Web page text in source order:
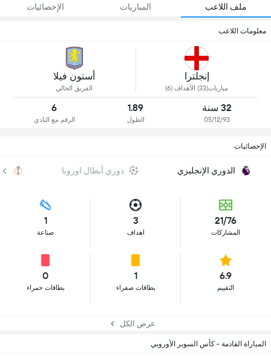
ملف اللاعب المباريات الإحصائيات
معلومات اللاعب
إنجلترا
مباريات(33) الأهداف (6)
أستون فيلا
الفريق الحالي
32 سنة
05/12/93
1.89
الطول
6
الرقم مع النادي
الإحصائيات
الدوري الإنجليزي دوري أبطال اوروبا
21/76
المشاركات
3
اهداف
1
صناعة
6.9
التقييم
1
بطاقات صفراء
0
بطاقات حمراء
عرض الكل
المباراة القادمة - كأس السوبر الأوروبي